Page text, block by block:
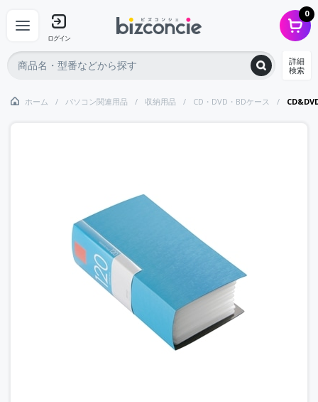
ログイン
0
詳細
検索
ホーム パソコン関連用品 収納用品 CD・DVD・BDケース